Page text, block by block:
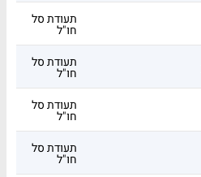
תעודת סל
חו"ל
תעודת סל
חו"ל
תעודת סל
חו"ל
תעודת סל
חו"ל